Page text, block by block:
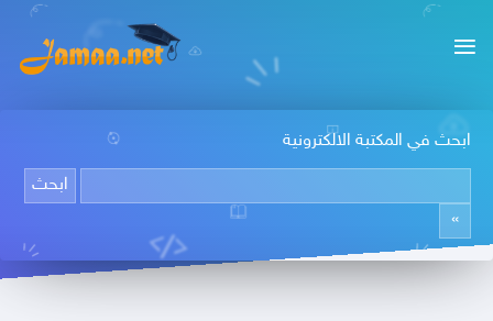
ابحث في المكتبة الالكترونية